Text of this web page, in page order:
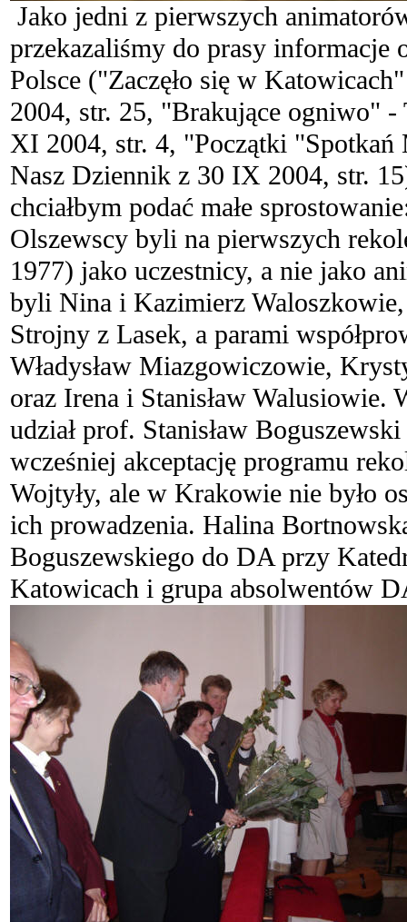
Jako jedni z pierwszych
przekazaliśmy do prasy informacje
Polsce ("Zaczęło się w
2004, str. 25, "Brakujące ogniwo" -
XI 2004, str. 4, "Początki "Spotkań
Nasz Dziennik z 30 IX 2004, str.
chciałbym podać małe
Olszewscy byli na pierwszych
1977) jako uczestnicy, a nie jako
byli Nina i Kazimierz Waloszkowie,
Strojny z Lasek, a parami
Władysław Miazgowiczowie,
oraz Irena i Stanisław Walusiowie.
udział prof. Stanisław
wcześniej akceptację programu
Wojtyły, ale w Krakowie nie było
ich prowadzenia. Halina
Boguszewskiego do DA przy
Katowicach i grupa absolwentów